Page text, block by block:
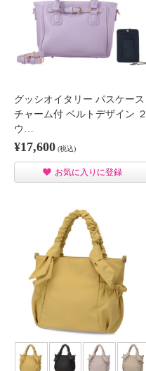
グッシオイタリー パスケース
チャーム付 ベルトデザイン ２
ウ…
¥17,600 (税込)
お気に入りに登録